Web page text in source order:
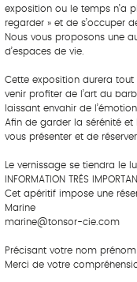
exposition ou le temps n’a
regarder » et de s’occuper
Nous vous proposons une
d’espaces de vie.
Cette exposition durera tout
venir profiter de l’art du
laissant envahir de
Afin de garder la sérénité
vous présenter et de
Le vernissage se tiendra le
INFORMATION TRÉS
Cet apéritif impose une
Marine
marine@tonsor-cie.com
Précisant votre nom
Merci de votre